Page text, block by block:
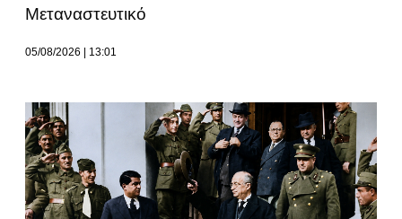
Μεταναστευτικό
05/08/2026 13:01